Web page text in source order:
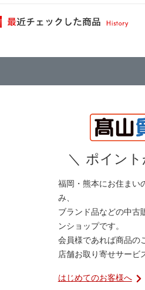
＼ ポイン
福岡・熊本にお住まい
み、
ブランド品などの中古
ンショップです。
会員様であれば商品の
店舗お取り寄せサービ
はじめてのお客様へ